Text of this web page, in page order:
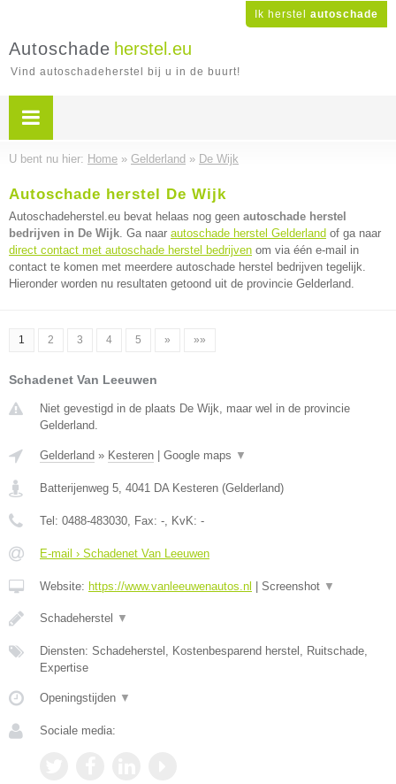
Ik herstel autoschade
Autoschade herstel.eu
Vind autoschadeherstel bij u in de buurt!
U bent nu hier: Home » Gelderland » De Wijk
Autoschade herstel De Wijk
Autoschadeherstel.eu bevat helaas nog geen autoschade herstel
bedrijven in De Wijk. Ga naar autoschade herstel Gelderland of ga naar
direct contact met autoschade herstel bedrijven om via één e-mail in
contact te komen met meerdere autoschade herstel bedrijven tegelijk.
Hieronder worden nu resultaten getoond uit de provincie Gelderland.
1 2 3 4 5 » »»
Schadenet Van Leeuwen
Niet gevestigd in de plaats De Wijk, maar wel in de provincie
Gelderland.
Gelderland » Kesteren Google maps ▼
Batterijenweg 5, 4041 DA Kesteren (Gelderland)
Tel: 0488-483030, Fax: -, KvK: -
E-mail › Schadenet Van Leeuwen
Website: https://www.vanleeuwenautos.nl Screenshot ▼
Schadeherstel ▼
Diensten: Schadeherstel, Kostenbesparend herstel, Ruitschade,
Expertise
Openingstijden ▼
Sociale media: